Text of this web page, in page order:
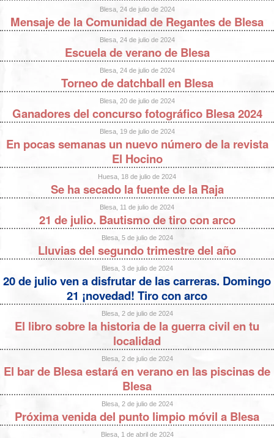
Blesa, 24 de julio de 2024
Mensaje de la Comunidad de Regantes de Blesa
Blesa, 24 de julio de 2024
Escuela de verano de Blesa
Blesa, 24 de julio de 2024
Torneo de datchball en Blesa
Blesa, 20 de julio de 2024
Ganadores del concurso fotográfico Blesa 2024
Blesa, 19 de julio de 2024
En pocas semanas un nuevo número de la revista
El Hocino
Huesa, 18 de julio de 2024
Se ha secado la fuente de la Raja
Blesa, 11 de julio de 2024
21 de julio. Bautismo de tiro con arco
Blesa, 5 de julio de 2024
Lluvias del segundo trimestre del año
Blesa, 3 de julio de 2024
20 de julio ven a disfrutar de las carreras. Domingo
21 ¡novedad! Tiro con arco
Blesa, 2 de julio de 2024
El libro sobre la historia de la guerra civil en tu
localidad
Blesa, 2 de julio de 2024
El bar de Blesa estará en verano en las piscinas de
Blesa
Blesa, 2 de julio de 2024
Próxima venida del punto limpio móvil a Blesa
Blesa, 1 de abril de 2024